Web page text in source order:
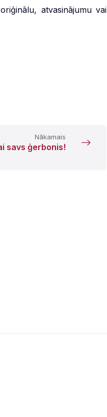
atvasinājumu vai
Nākamais
savs ģerbonis!